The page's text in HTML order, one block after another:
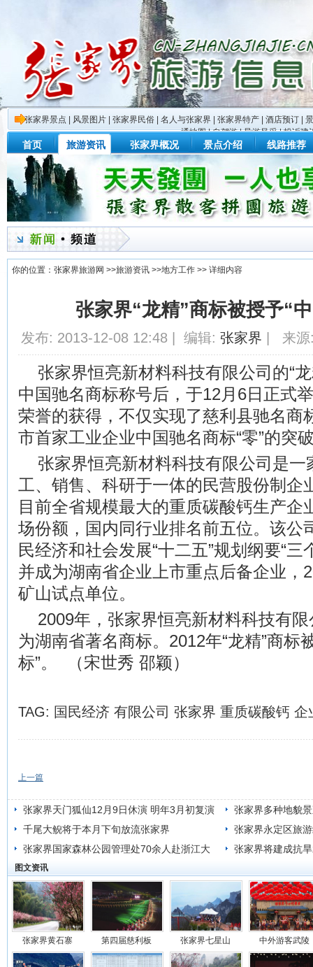
张家界景点 风景图片 张家界民俗 名人与张家界 张家界特产 酒店预订
通地图|自驾游|导游风采|投诉建
首页 旅游资讯 张家界概况 景点介绍 线路推荐
你的位置： 张家界旅游网 >>旅游资讯 >>地方工作 >> 详细内容
张家界“龙精”商标被授予“
发布: 2013-12-08 12:48 | 编辑: 张家界 | 来源
张家界恒亮新材料科技有限公司的“
中国驰名商标称号后，于12月6日正式
荣誉的获得，不仅实现了慈利县驰名商
市首家工业企业中国驰名商标“零”的突
张家界恒亮新材料科技有限公司是一
工、销售、科研于一体的民营股份制企
目前全省规模最大的重质碳酸钙生产企
场份额，国内同行业排名前五位。该公
民经济和社会发展“十二五”规划纲要“三
并成为湖南省企业上市重点后备企业，
矿山试点单位。
2009年，张家界恒亮新材料科技有限
为湖南省著名商标。2012年“龙精”商标
标”。 （宋世秀 邵颖）
TAG: 国民经济 有限公司 张家界 重质碳酸钙 企
上一篇
张家界天门狐仙12月9日休演 明年3月初复演
张家界多种地貌
千尾大鲵将于本月下旬放流张家界
张家界永定区旅
张家界国家森林公园管理处70余人赴浙江大
学“取经”
张家界将建成抗
图文资讯
张家界黄石寨 第四届慈利板 张家界七星山 中外游客武陵